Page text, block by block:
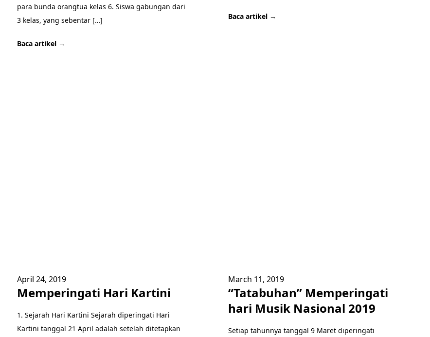
para bunda orangtua kelas 6. Siswa gabungan dari
3 kelas, yang sebentar […]
Baca artikel →
Baca artikel →
April 24, 2019
Memperingati Hari Kartini
1. Sejarah Hari Kartini Sejarah diperingati Hari
Kartini tanggal 21 April adalah setelah ditetapkan
March 11, 2019
“Tatabuhan” Memperingati
hari Musik Nasional 2019
Setiap tahunnya tanggal 9 Maret diperingati